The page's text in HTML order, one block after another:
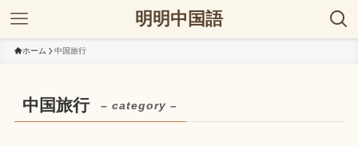
明明中国語
ホーム 中国旅行
中国旅行 – category –